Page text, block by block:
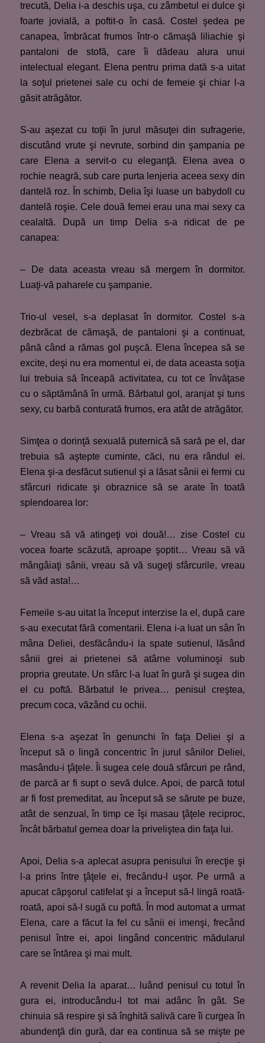
trecută, Delia i-a deschis uşa, cu zâmbetul ei dulce şi
foarte jovială, a poftit-o în casă. Costel şedea pe
canapea, îmbrăcat frumos într-o cămaşă liliachie şi
pantaloni de stofă, care îi dădeau alura unui
intelectual elegant. Elena pentru prima dată s-a uitat
la soţul prietenei sale cu ochi de femeie şi chiar l-a
găsit atrăgător.
S-au aşezat cu toţii în jurul măsuţei din sufragerie,
discutând vrute şi nevrute, sorbind din şampania pe
care Elena a servit-o cu eleganţă. Elena avea o
rochie neagră, sub care purta lenjeria aceea sexy din
dantelă roz. În schimb, Delia îşi luase un babydoll cu
dantelă roşie. Cele două femei erau una mai sexy ca
cealaltă. După un timp Delia s-a ridicat de pe
canapea:
– De data aceasta vreau să mergem în dormitor.
Luaţi-vă paharele cu şampanie.
Trio-ul vesel, s-a deplasat în dormitor. Costel s-a
dezbrăcat de cămaşă, de pantaloni şi a continuat,
până când a rămas gol puşcă. Elena începea să se
excite, deşi nu era momentul ei, de data aceasta soţia
lui trebuia să înceapă activitatea, cu tot ce învăţase
cu o săptămână în urmă. Bărbatul gol, aranjat şi tuns
sexy, cu barbă conturată frumos, era atât de atrăgător.
Simţea o dorinţă sexuală puternică să sară pe el, dar
trebuia să aştepte cuminte, căci, nu era rândul ei.
Elena şi-a desfăcut sutienul şi a lăsat sânii ei fermi cu
sfârcuri ridicate şi obraznice să se arate în toată
splendoarea lor:
– Vreau să vă atingeţi voi două!… zise Costel cu
vocea foarte scăzută, aproape şoptit… Vreau să vă
mângâiaţi sânii, vreau să vă sugeţi sfârcurile, vreau
să văd asta!…
Femeile s-au uitat la început interzise la el, după care
s-au executat fără comentarii. Elena i-a luat un sân în
mâna Deliei, desfăcându-i la spate sutienul, lăsând
sânii grei ai prietenei să atârne voluminoşi sub
propria greutate. Un sfârc l-a luat în gură şi sugea din
el cu poftă. Bărbatul le privea… penisul creştea,
precum coca, văzând cu ochii.
Elena s-a aşezat în genunchi în faţa Deliei şi a
început să o lingă concentric în jurul sânilor Deliei,
masându-i ţâţele. Îi sugea cele două sfârcuri pe rând,
de parcă ar fi supt o sevă dulce. Apoi, de parcă totul
ar fi fost premeditat, au început să se sărute pe buze,
atât de senzual, în timp ce îşi masau ţâţele reciproc,
încât bărbatul gemea doar la priveliştea din faţa lui.
Apoi, Delia s-a aplecat asupra penisului în erecţie şi
l-a prins între ţâţele ei, frecându-l uşor. Pe urmă a
apucat căpşorul catifelat şi a început să-l lingă roată-
roată, apoi să-l sugă cu poftă. În mod automat a urmat
Elena, care a făcut la fel cu sânii ei imenşi, frecând
penisul între ei, apoi lingând concentric mădularul
care se întărea şi mai mult.
A revenit Delia la aparat… luând penisul cu totul în
gura ei, introducându-l tot mai adânc în gât. Se
chinuia să respire şi să înghită salivă care îi curgea în
abundenţă din gură, dar ea continua să se mişte pe